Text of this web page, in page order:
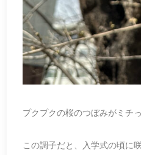
プクプクの桜のつぼみがミチっ
この調子だと、入学式の頃に